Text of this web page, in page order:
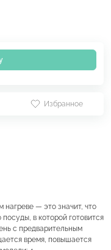
Избранное
нагреве — это значит, что
в которой готовится
с предварительным
время, повышается